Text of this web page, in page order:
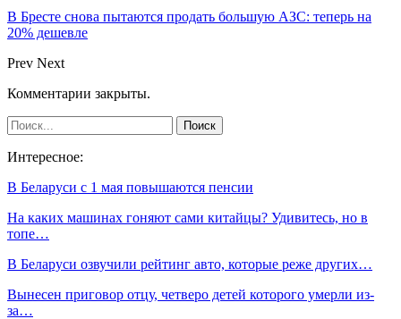
В Бресте снова пытаются продать большую АЗС: теперь на
20% дешевле
Prev Next
Комментарии закрыты.
Интересное:
В Беларуси с 1 мая повышаются пенсии
На каких машинах гоняют сами китайцы? Удивитесь, но в
топе…
В Беларуси озвучили рейтинг авто, которые реже других…
Вынесен приговор отцу, четверо детей которого умерли из-
за…